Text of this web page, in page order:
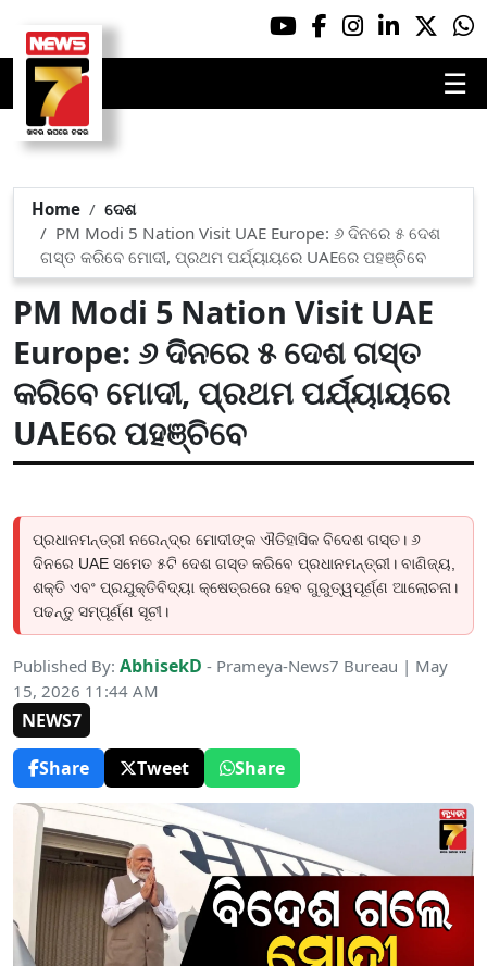
☰
Home
ଦେଶ
PM Modi 5 Nation Visit UAE Europe: ୬ ଦିନରେ ୫ ଦେଶ
ଗସ୍ତ କରିବେ ମୋଦୀ, ପ୍ରଥମ ପର୍ଯ୍ୟାୟରେ UAEରେ ପହଞ୍ଚିବେ
PM Modi 5 Nation Visit UAE
Europe: ୬ ଦିନରେ ୫ ଦେଶ ଗସ୍ତ
କରିବେ ମୋଦୀ, ପ୍ରଥମ ପର୍ଯ୍ୟାୟରେ
UAEରେ ପହଞ୍ଚିବେ
ପ୍ରଧାନମନ୍ତ୍ରୀ ନରେନ୍ଦ୍ର ମୋଦୀଙ୍କ ଐତିହାସିକ ବିଦେଶ ଗସ୍ତ। ୬
ଦିନରେ UAE ସମେତ ୫ଟି ଦେଶ ଗସ୍ତ କରିବେ ପ୍ରଧାନମନ୍ତ୍ରୀ। ବାଣିଜ୍ୟ,
ଶକ୍ତି ଏବଂ ପ୍ରଯୁକ୍ତିବିଦ୍ୟା କ୍ଷେତ୍ରରେ ହେବ ଗୁରୁତ୍ୱପୂର୍ଣ୍ଣ ଆଲୋଚନା।
ପଢନ୍ତୁ ସମ୍ପୂର୍ଣ୍ଣ ସୂଚୀ।
Published By: AbhisekD - Prameya-News7 Bureau | May
15, 2026 11:44 AM
NEWS7
Share
Tweet Share